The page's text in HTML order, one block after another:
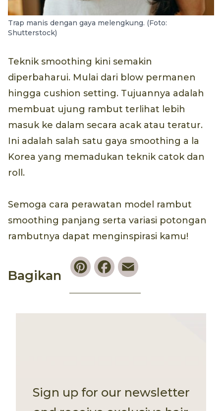
Trap manis dengan gaya melengkung. (Foto:
Shutterstock)
Teknik smoothing kini semakin
diperbaharui. Mulai dari blow permanen
hingga cushion setting. Tujuannya adalah
membuat ujung rambut terlihat lebih
masuk ke dalam secara acak atau teratur.
Ini adalah salah satu gaya smoothing a la
Korea yang memadukan teknik catok dan
roll.
Semoga cara perawatan model rambut
smoothing panjang serta variasi potongan
rambutnya dapat menginspirasi kamu!
Bagikan
PinterestFacebook
Sign up for our newsletter